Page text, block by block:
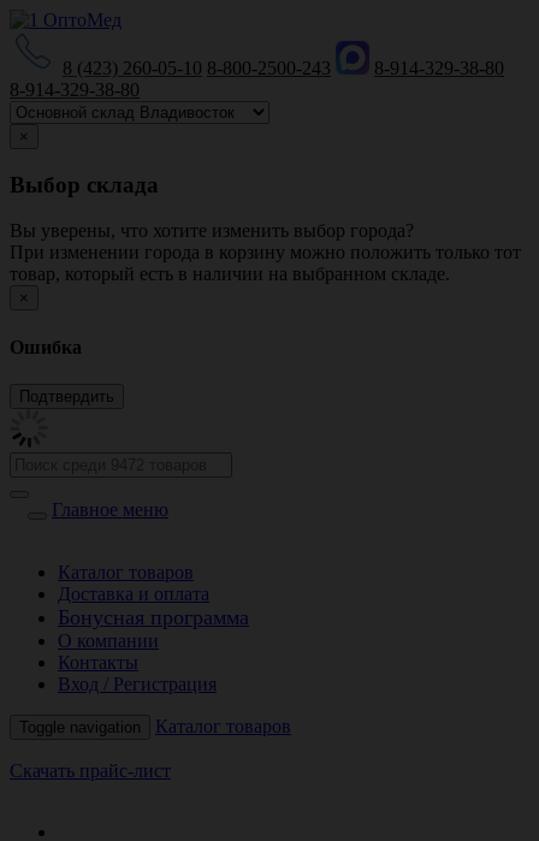
8 (423) 260-05-10 8-800-2500-243
8-914-329-38-80
8-914-329-38-80
×
Выбор склада
Вы уверены, что хотите изменить выбор города?
При изменении города в корзину можно положить только тот
товар, который есть в наличии на выбранном складе.
×
Ошибка
Главное меню
Каталог товаров
Доставка и оплата
Бонусная программа
О компании
Контакты
Вход / Регистрация
Toggle navigation Каталог товаров
Скачать прайс-лист